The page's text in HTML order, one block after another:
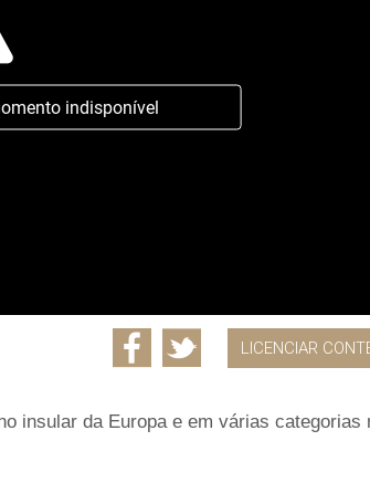
indisponível
LICENCIAR
insular da Europa e em várias categorias